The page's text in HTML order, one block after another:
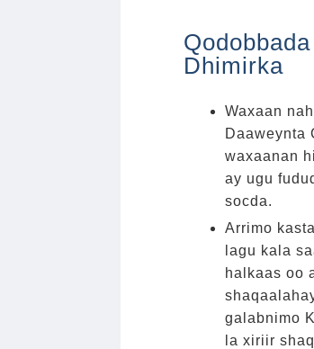
Dhimirka
Waxaan
Daaweynta
waxaanan
ay ugu
socda.
Arrimo
lagu kala
halkaas oo
galabnimo
la xiriir